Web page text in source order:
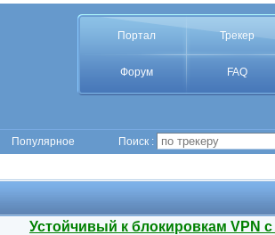
Портал Трекер
Форум FAQ
Популярное Поиск :
Устойчивый к блокировкам VPN